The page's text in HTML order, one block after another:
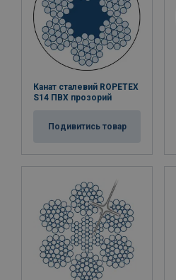
Канат сталевий ROPETEX
S14 ПВХ прозорий
Подивитись товар